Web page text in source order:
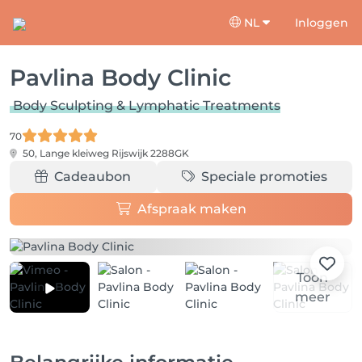
NL Inloggen
Pavlina Body Clinic
Body Sculpting & Lymphatic Treatments
70
50, Lange kleiweg Rijswijk 2288GK
Cadeaubon Speciale promoties
Afspraak maken
Toon
meer